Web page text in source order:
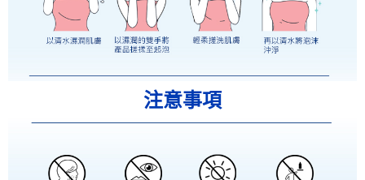
注意事項